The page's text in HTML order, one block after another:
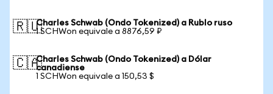
🇷🇺Charles Schwab (Ondo Tokenized) a Rublo ruso
1 SCHWon equivale a 8876,59 ₽
🇨🇦Charles Schwab (Ondo Tokenized) a Dólar
canadiense
1 SCHWon equivale a 150,53 $